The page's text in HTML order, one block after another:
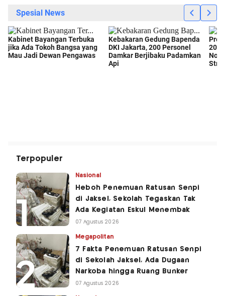
Terpopuler
Nasional
Heboh Penemuan Ratusan Senpi
di Jaksel, Sekolah Tegaskan Tak
Ada Kegiatan Eskul Menembak
07 Agustus 2026
Megapolitan
7 Fakta Penemuan Ratusan Senpi
di Sekolah Jaksel, Ada Dugaan
Narkoba hingga Ruang Bunker
07 Agustus 2026